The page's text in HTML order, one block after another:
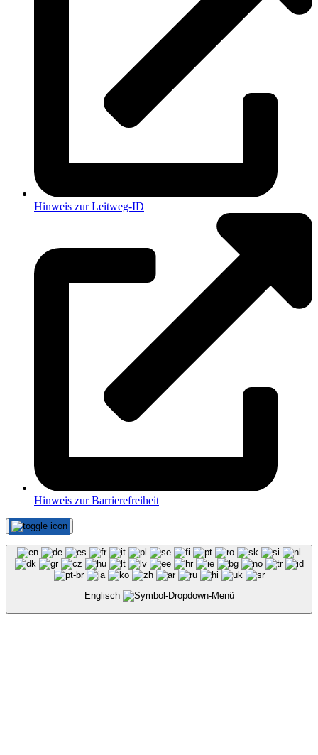
Hinweis zur Leitweg-ID
Hinweis zur Barrierefreiheit
Englisch